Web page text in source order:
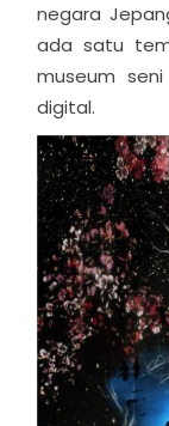
negara
ada satu
museum
digital.